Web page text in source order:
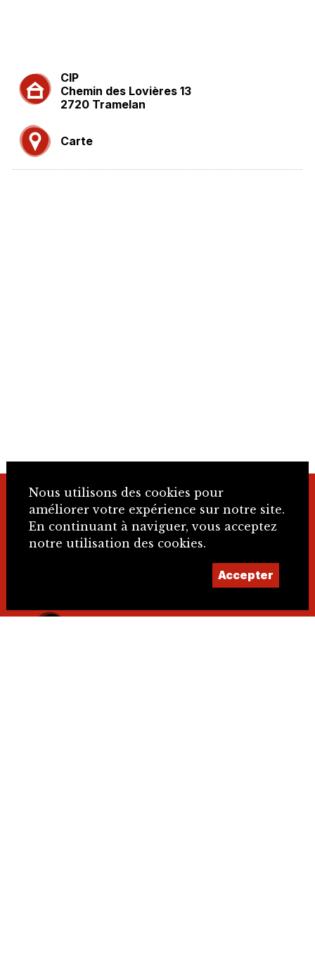
CIP
Chemin des Lovières 13
2720 Tramelan
Carte
+41 32 466 92 57
info@sje.ch
Nous utilisons des cookies pour
améliorer votre expérience sur notre site.
En continuant à naviguer, vous acceptez
notre utilisation des cookies.
Accepter